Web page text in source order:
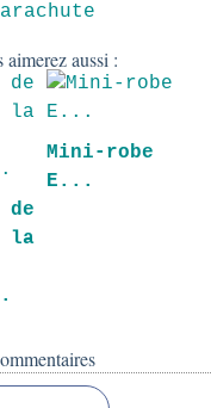
aimerez aussi :
Mini-robe
E...